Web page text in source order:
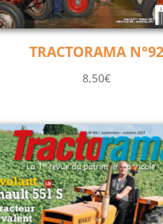
TRACTORAMA N°92
8,50€